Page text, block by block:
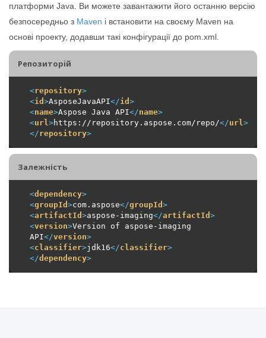
платформи Java. Ви можете завантажити його останню версію
безпосередньо з Maven і встановити на своєму Maven на
основі проекту, додавши такі конфігурації до pom.xml.
Репозиторiй
<repository>
<id >AsposeJavaAPI</id >
<name>Aspose Java API</name>
<url >https://repository.aspose.com/repo/</url >
</repository>
Залежність
<dependency>
<groupId >com.aspose</groupId >
<artifactId >aspose-imaging</artifactId >
<version>Version of aspose-imaging
API</version>
<classifier>jdk16</classifier>
</dependency>